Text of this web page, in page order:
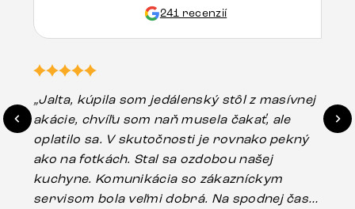
241 recenzií
„Jalta, kúpila som jedálenský stôl z masívnej
akácie, chvíľu som naň musela čakať, ale
oplatilo sa. V skutočnosti je rovnako pekný
ako na fotkách. Stal sa ozdobou našej
kuchyne. Komunikácia so zákazníckym
servisom bola veľmi dobrá. Na spodnej časti